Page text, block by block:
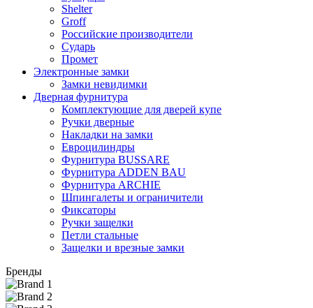
Shelter
Groff
Российские производители
Сударь
Промет
Электронные замки
Замки невидимки
Дверная фурнитура
Комплектующие для дверей купе
Ручки дверные
Накладки на замки
Евроцилиндры
Фурнитура BUSSARE
Фурнитура ADDEN BAU
Фурнитура ARCHIE
Шпингалеты и ограничители
Фиксаторы
Ручки защелки
Петли стальные
Защелки и врезные замки
Бренды